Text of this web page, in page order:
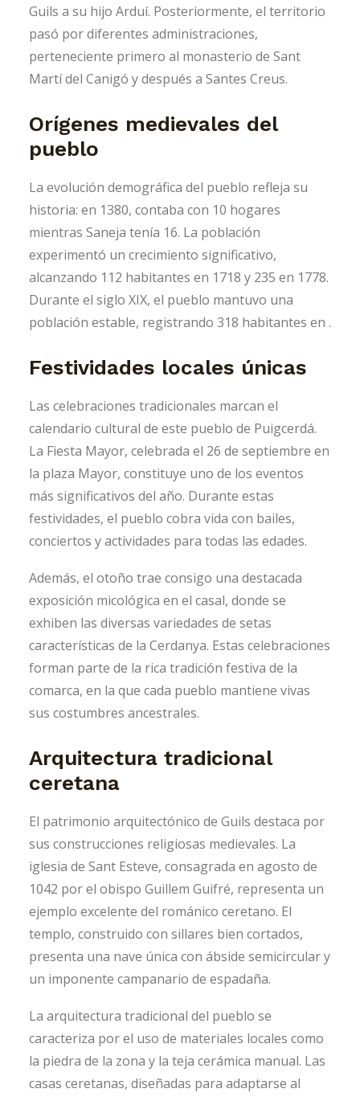
Guils a su hijo Arduí. Posteriormente, el territorio
pasó por diferentes administraciones,
perteneciente primero al monasterio de Sant
Martí del Canigó y después a Santes Creus.
Orígenes medievales del
pueblo
La evolución demográfica del pueblo refleja su
historia: en 1380, contaba con 10 hogares
mientras Saneja tenía 16. La población
experimentó un crecimiento significativo,
alcanzando 112 habitantes en 1718 y 235 en 1778.
Durante el siglo XIX, el pueblo mantuvo una
población estable, registrando 318 habitantes en .
Festividades locales únicas
Las celebraciones tradicionales marcan el
calendario cultural de este pueblo de Puigcerdá.
La Fiesta Mayor, celebrada el 26 de septiembre en
la plaza Mayor, constituye uno de los eventos
más significativos del año. Durante estas
festividades, el pueblo cobra vida con bailes,
conciertos y actividades para todas las edades.
Además, el otoño trae consigo una destacada
exposición micológica en el casal, donde se
exhiben las diversas variedades de setas
características de la Cerdanya. Estas celebraciones
forman parte de la rica tradición festiva de la
comarca, en la que cada pueblo mantiene vivas
sus costumbres ancestrales.
Arquitectura tradicional
ceretana
El patrimonio arquitectónico de Guils destaca por
sus construcciones religiosas medievales. La
iglesia de Sant Esteve, consagrada en agosto de
1042 por el obispo Guillem Guifré, representa un
ejemplo excelente del románico ceretano. El
templo, construido con sillares bien cortados,
presenta una nave única con ábside semicircular y
un imponente campanario de espadaña.
La arquitectura tradicional del pueblo se
caracteriza por el uso de materiales locales como
la piedra de la zona y la teja cerámica manual. Las
casas ceretanas, diseñadas para adaptarse al